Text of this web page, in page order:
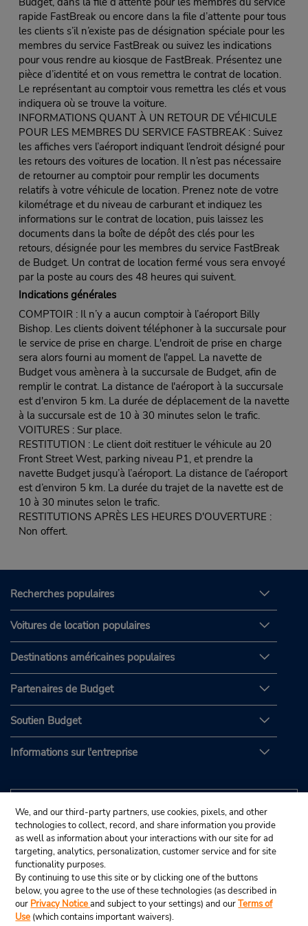
rapide FastBreak ou encore dans la file d’attente pour tous
les clients s’il n’existe pas de désignation spéciale pour les
membres du service FastBreak ou suivez les indications
pour vous rendre au kiosque de FastBreak. Présentez une
pièce d’identité et on vous remettra le contrat de location.
Le représentant au comptoir vous remettra les clés et vous
indiquera où se trouve la voiture.
INFORMATIONS QUANT À UN RETOUR DE VÉHICULE
POUR LES MEMBRES DU SERVICE FASTBREAK : Suivez
les affiches vers l’aéroport indiquant l’endroit désigné pour
les retours des voitures de location. Il n’est pas nécessaire
de retourner au comptoir pour remplir les documents
relatifs à votre véhicule de location. Prenez note de votre
kilométrage et du niveau de carburant et indiquez les
informations sur le contrat de location, puis laissez les
documents dans la boîte de dépôt des clés pour les
retours, désignée pour les membres du service FastBreak
de Budget. Un contrat de location fermé vous sera envoyé
par la poste au cours des 48 heures qui suivent.
Indications générales
COMPTOIR : Il n’y a aucun comptoir à l’aéroport Billy
Bishop. Les clients doivent téléphoner à la succursale pour
le service de prise en charge. L'endroit de prise en charge
sera alors fourni au moment de l'appel. La navette de
Budget vous amènera à la succursale de Budget, afin de
remplir le contrat. La distance de l'aéroport à la succursale
est d'environ 5 km. La durée de déplacement de la navette
à la succursale est de 10 à 30 minutes selon le trafic.
VOITURES : Sur place.
RESTITUTION : Le client doit restituer le véhicule au 20
Front Street West, parking niveau P1, et prendre la
navette Budget jusqu’à l’aéroport. La distance de l’aéroport
est d’environ 5 km. La durée du trajet de la navette est de
10 à 30 minutes selon le trafic.
RESTITUTIONS APRÈS LES HEURES D'OUVERTURE :
Non offert.
Recherches populaires
Voitures de location populaires
Destinations américaines populaires
Partenaires de Budget
Soutien Budget
Informations sur l'entreprise
We, and our third-party partners, use cookies, pixels, and other
technologies to collect, record, and share information you provide
as well as information about your interactions with our site for ad
targeting, analytics, personalization, customer service and for site
functionality purposes.
By continuing to use this site or by clicking one of the buttons
below, you agree to the use of these technologies (as described in
our Privacy Noticeand subject to your settings) and ourTerms of
Use (which contains important waivers).